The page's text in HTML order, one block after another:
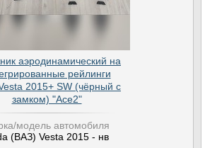
аэродинамический на
рейлинги
2015+ SW (чёрный с
замком) "Ace2"
модель автомобиля
(ВАЗ) Vesta 2015 - нв